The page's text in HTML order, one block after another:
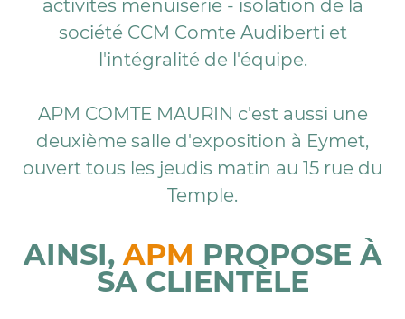
activités menuiserie - isolation de la
société CCM Comte Audiberti et
l'intégralité de l'équipe.
APM COMTE MAURIN c'est aussi une
deuxième salle d'exposition à Eymet,
ouvert tous les jeudis matin au 15 rue du
Temple.
AINSI, APM PROPOSE À
SA CLIENTÈLE